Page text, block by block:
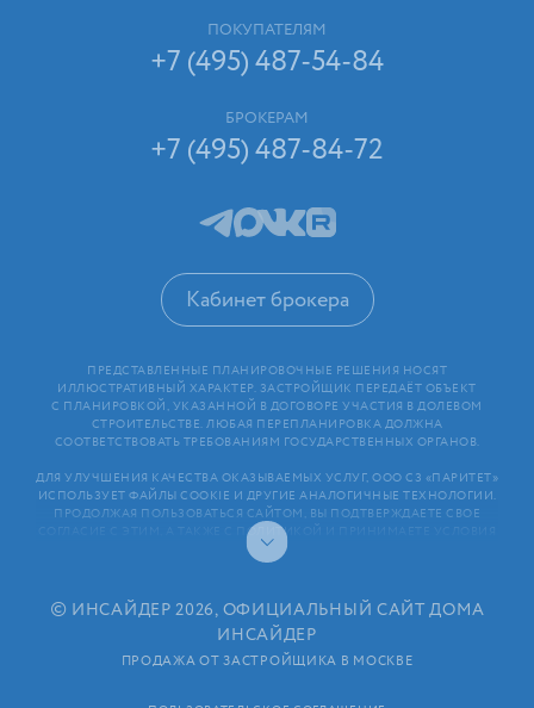
ПОКУПАТЕЛЯМ
+7 (495) 487-54-84
БРОКЕРАМ
+7 (495) 487-84-72
Кабинет брокера
ПРЕДСТАВЛЕННЫЕ ПЛАНИРОВОЧНЫЕ РЕШЕНИЯ НОСЯТ
ИЛЛЮСТРАТИВНЫЙ ХАРАКТЕР. ЗАСТРОЙЩИК ПЕРЕДАЁТ ОБЪЕКТ
С ПЛАНИРОВКОЙ, УКАЗАННОЙ В ДОГОВОРЕ УЧАСТИЯ В ДОЛЕВОМ
СТРОИТЕЛЬСТВЕ. ЛЮБАЯ ПЕРЕПЛАНИРОВКА ДОЛЖНА
СООТВЕТСТВОВАТЬ ТРЕБОВАНИЯМ ГОСУДАРСТВЕННЫХ ОРГАНОВ.
ДЛЯ УЛУЧШЕНИЯ КАЧЕСТВА ОКАЗЫВАЕМЫХ УСЛУГ, ООО СЗ «ПАРИТЕТ»
ИСПОЛЬЗУЕТ ФАЙЛЫ COOKIE И ДРУГИЕ АНАЛОГИЧНЫЕ ТЕХНОЛОГИИ.
ПРОДОЛЖАЯ ПОЛЬЗОВАТЬСЯ САЙТОМ, ВЫ ПОДТВЕРЖДАЕТЕ СВОЕ
СОГЛАСИЕ С ЭТИМ, А ТАКЖЕ С ПОЛИТИКОЙ И ПРИНИМАЕТЕ УСЛОВИЯ
ПОЛЬЗОВАТЕЛЬСКОГО СОГЛАШЕНИЯ. ЛЮБАЯ ИНФОРМАЦИЯ,
ПРЕДСТАВЛЕННАЯ НА САЙТЕ, НОСИТ ИНФОРМАЦИОННЫЙ ХАРАКТЕР
ЗАСТРОЙЩИКОМ (В ТОМ ЧИСЛЕ РАЗМЕЩЕНИЕ ПРОЕКТНЫХ
ДЕКЛАРАЦИЙ И ИНЫХ ОБЯЗАТЕЛЬНЫХ ДОКУМЕНТОВ)
В СООТВЕТСТВИИ СО СТАТЬЕЙ 3.1. ФЕДЕРАЛЬНОГО ЗАКОНА
ОТ 30.12.2004 N 214⁠-⁠ФЗ «ОБ УЧАСТИИ В ДОЛЕВОМ СТРОИТЕЛЬСТВЕ
© ИНСАЙДЕР 2026, ОФИЦИАЛЬНЫЙ САЙТ ДОМА
ИНСАЙДЕР
ПРОДАЖА ОТ ЗАСТРОЙЩИКА В МОСКВЕ